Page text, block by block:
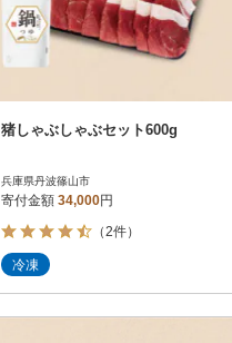
猪しゃぶしゃぶセット600g
兵庫県丹波篠山市
寄付金額 34,000円
（2件）
冷凍